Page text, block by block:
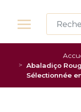
Abaladiço
Sélectionnée